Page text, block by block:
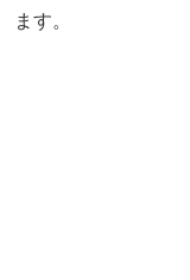
ます。